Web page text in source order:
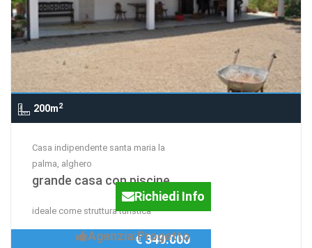
200m2
Casa indipendente santa maria la
palma, alghero
grande casa con piscine
ideale come struttura turistica
Richiedi Info
Agenzia:Progetto
€ 340.000